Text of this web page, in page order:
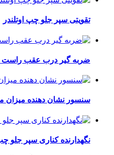
تقویتی سپر جلو چپ اوتلندر
ضربه گیر درب عقب راست
سنسور نشان دهنده میزان
نگهدارنده کناری سپر جلو چپ